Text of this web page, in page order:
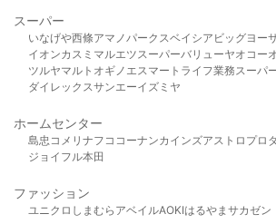
スーパー
いなげや西條アマノパークスベイシア ビッグヨー
イオンカスミ マルエツ スーパーバリューヤオコー
ツルヤマルト オギノ エスマート ライフ業務スーパ
ダイレックスサンエーイズミヤ
ホームセンター
島忠 コメリ ナフコ コーナンカインズアストロプロ
ジョイフル本田
ファッション
ユニクロ しまむら アベイルAOKIはるやま サカゼン